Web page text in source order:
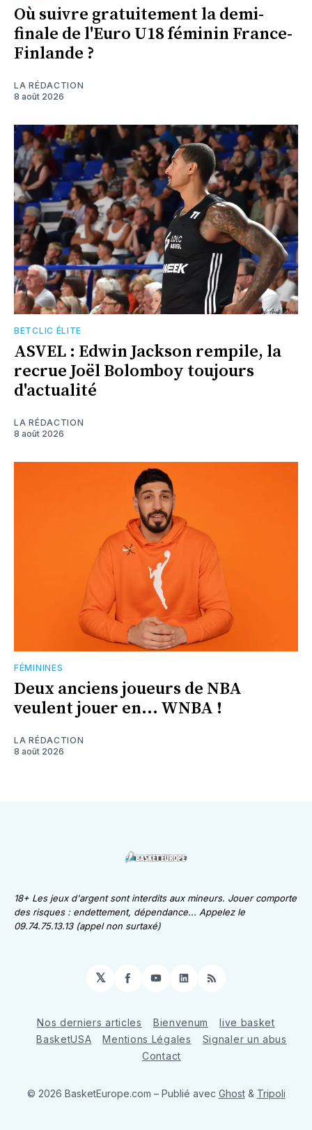
Où suivre gratuitement la demi-
finale de l'Euro U18 féminin France-
Finlande ?
LA RÉDACTION
8 août 2026
BETCLIC ÉLITE
ASVEL : Edwin Jackson rempile, la
recrue Joël Bolomboy toujours
d'actualité
LA RÉDACTION
8 août 2026
FÉMININES
Deux anciens joueurs de NBA
veulent jouer en... WNBA !
LA RÉDACTION
8 août 2026
18+ Les jeux d'argent sont interdits aux mineurs. Jouer comporte
des risques : endettement, dépendance... Appelez le
09.74.75.13.13 (appel non surtaxé)
𝕏 Facebook
YouTube
LinkedIn
RSS
Nos derniers articles Bienvenum
live basket
BasketUSA
Mentions Légales
Signaler un abus
Contact
© 2026 BasketEurope.com – Publié avec Ghost& Tripoli